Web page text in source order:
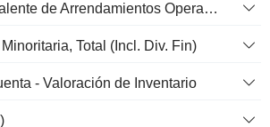
Deuda Equivalente de Arrendamientos Operativos
Total (Incl. Div. Fin)
- Valoración de Inventario